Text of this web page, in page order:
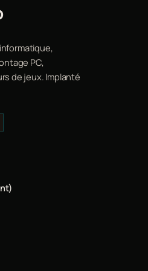
PC,
de jeux. Implanté